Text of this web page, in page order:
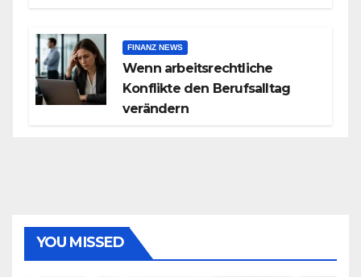
FINANZ NEWS
Wenn arbeitsrechtliche
Konflikte den Berufsalltag
verändern
YOU MISSED